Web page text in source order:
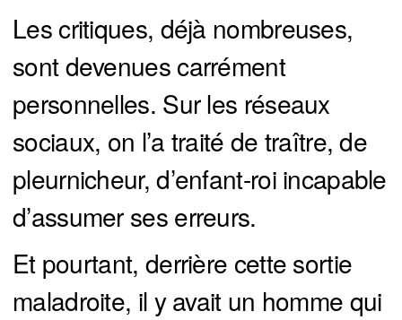
Les critiques, déjà nombreuses,
sont devenues carrément
personnelles. Sur les réseaux
sociaux, on l’a traité de traître, de
pleurnicheur, d’enfant-roi incapable
d’assumer ses erreurs.
Et pourtant, derrière cette sortie
maladroite, il y avait un homme qui